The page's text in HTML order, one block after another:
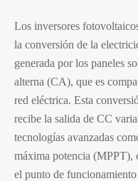
Los inversores
la conversión de la
generada por los paneles
alterna (CA), que es
red eléctrica. Esta
recibe la salida de CC
tecnologías avanzadas
máxima potencia (MPPT),
el punto de